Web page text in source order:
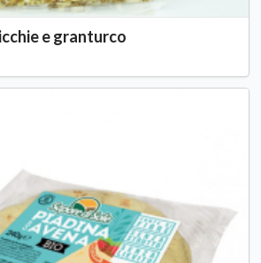
e granturco